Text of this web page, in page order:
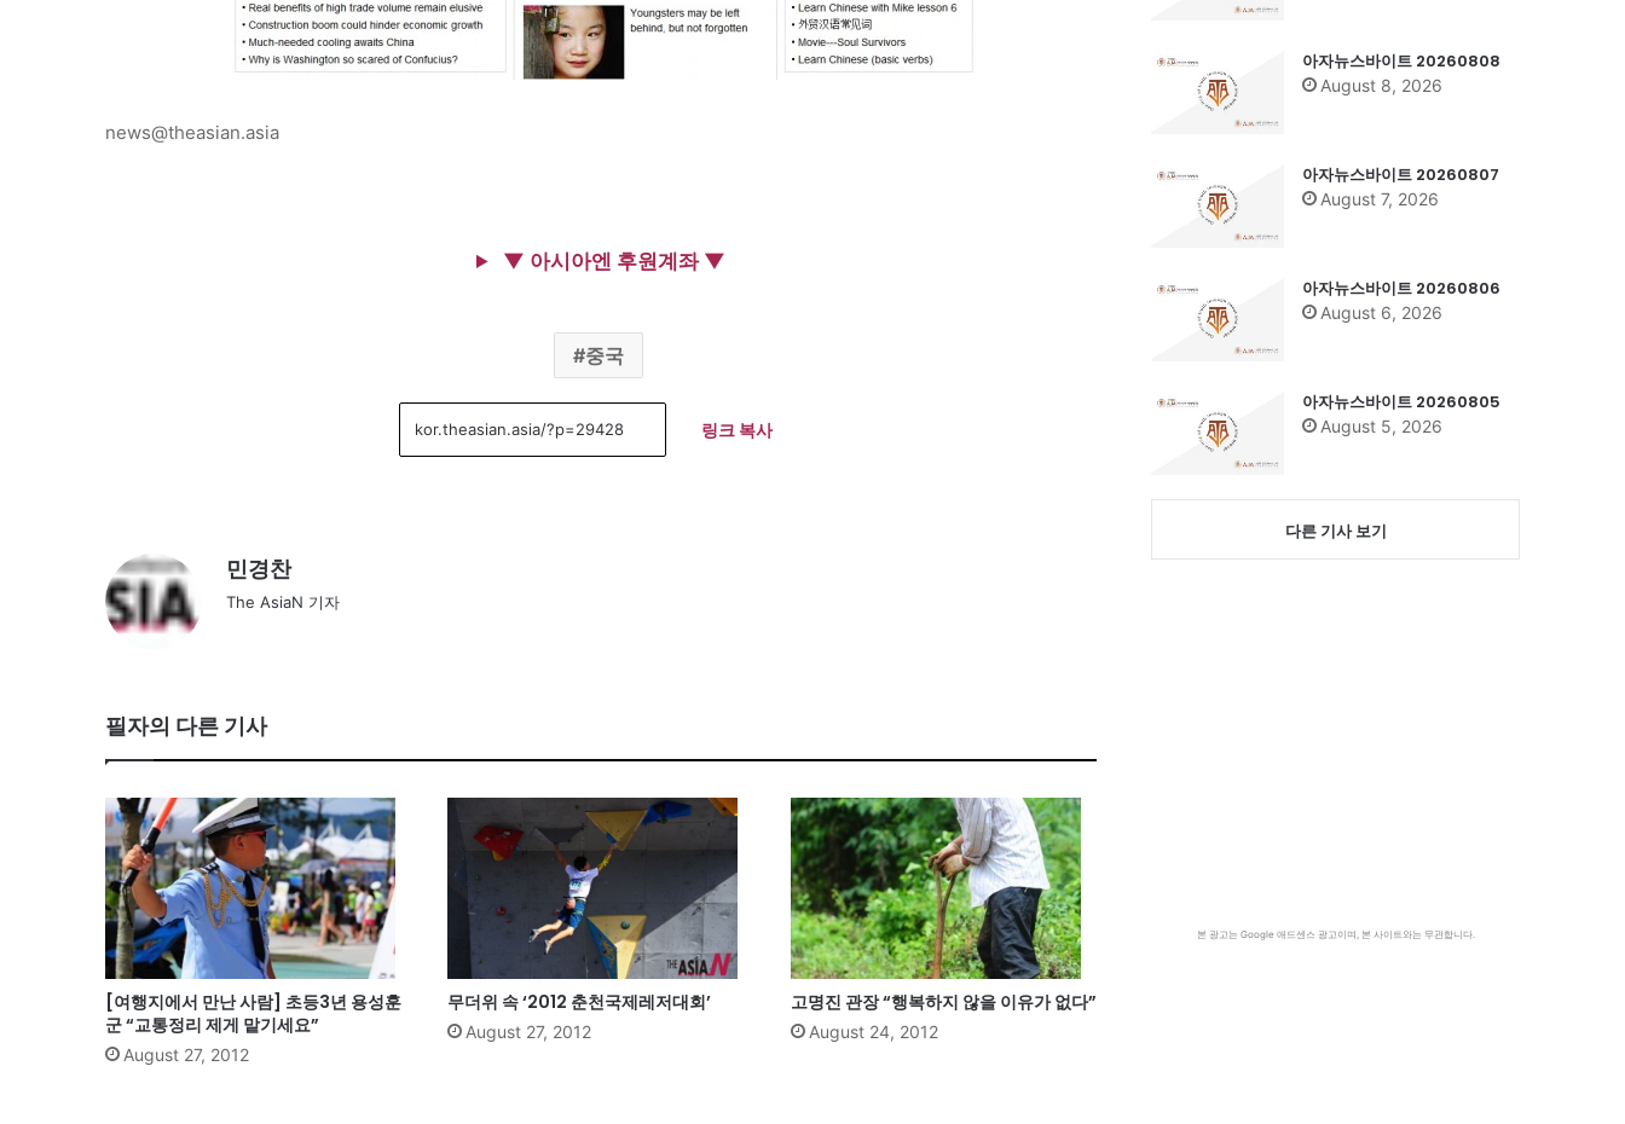
news@theasian.asia
▼ 아시아엔 후원계좌 ▼
중국
링크 복사
민경찬
The AsiaN 기자
필자의 다른 기사
[여행지에서 만난 사람] 초등3년 용성훈
군 “교통정리 제게 맡기세요”
August 27, 2012
무더위 속 ‘2012 춘천국제레저대회’
August 27, 2012
고명진 관장 “행복하지 않을 이유가 없다”
August 24, 2012
아자뉴스바이트 20260808
August 8, 2026
아자뉴스바이트 20260807
August 7, 2026
아자뉴스바이트 20260806
August 6, 2026
아자뉴스바이트 20260805
August 5, 2026
다른 기사 보기
본 광고는 Google 애드센스 광고이며, 본 사이트와는 무관합니다.